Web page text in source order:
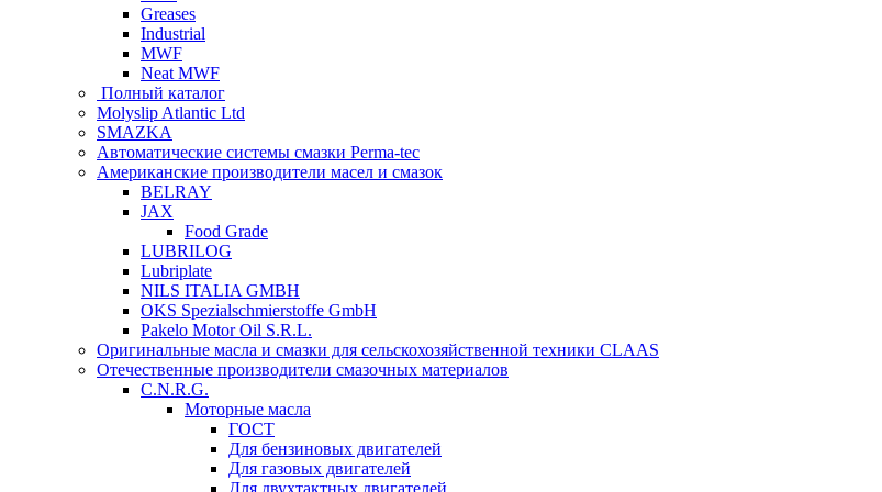
Greases
Industrial
MWF
Neat MWF
Полный каталог
Molyslip Atlantic Ltd
SMAZKA
Автоматические системы смазки Perma-tec
Американские производители масел и смазок
BELRAY
JAX
Food Grade
LUBRILOG
Lubriplate
NILS ITALIA GMBH
OKS Spezialschmierstoffe GmbH
Pakelo Motor Oil S.R.L.
Оригинальные масла и смазки для сельскохозяйственной техники CLAAS
Отечественные производители смазочных материалов
C.N.R.G.
Моторные масла
ГОСТ
Для бензиновых двигателей
Для газовых двигателей
Для двухтактных двигателей